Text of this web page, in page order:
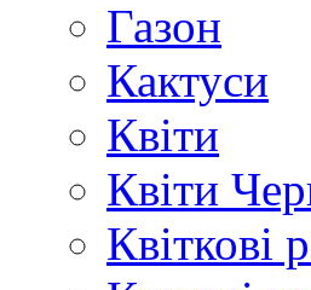
Газон
Кактуси
Квіти
Квіти
Квіткові